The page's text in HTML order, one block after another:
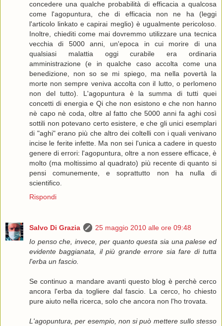
concedere una qualche probabilità di efficacia a qualcosa
come l'agopuntura, che di efficacia non ne ha (leggi
l'articolo linkato e capirai meglio) è ugualmente pericoloso.
Inoltre, chiediti come mai dovremmo utilizzare una tecnica
vecchia di 5000 anni, un'epoca in cui morire di una
qualsiasi malattia oggi curabile era ordinaria
amministrazione (e in qualche caso accolta come una
benedizione, non so se mi spiego, ma nella povertà la
morte non sempre veniva accolta con il lutto, o perlomeno
non del tutto). L'agopuntura è la summa di tutti quei
concetti di energia e Qi che non esistono e che non hanno
nè capo nè coda, oltre al fatto che 5000 anni fa aghi così
sottili non potevano certo esistere, e che gli unici esemplari
di "aghi" erano più che altro dei coltelli con i quali venivano
incise le ferite infette. Ma non sei l'unica a cadere in questo
genere di errori: l'agopuntura, oltre a non essere efficace, è
molto (ma moltissimo al quadrato) più recente di quanto si
pensi comunemente, e soprattutto non ha nulla di
scientifico.
Rispondi
Salvo Di Grazia
25 maggio 2010 alle ore 09:48
Io penso che, invece, per quanto questa sia una palese ed
evidente baggianata, il più grande errore sia fare di tutta
l'erba un fascio.
Se continuo a mandare avanti questo blog è perchè cerco
ancora l'erba da togliere dal fascio. La cerco, ho chiesto
pure aiuto nella ricerca, solo che ancora non l'ho trovata.
L'agopuntura, per esempio, non si può mettere sullo stesso